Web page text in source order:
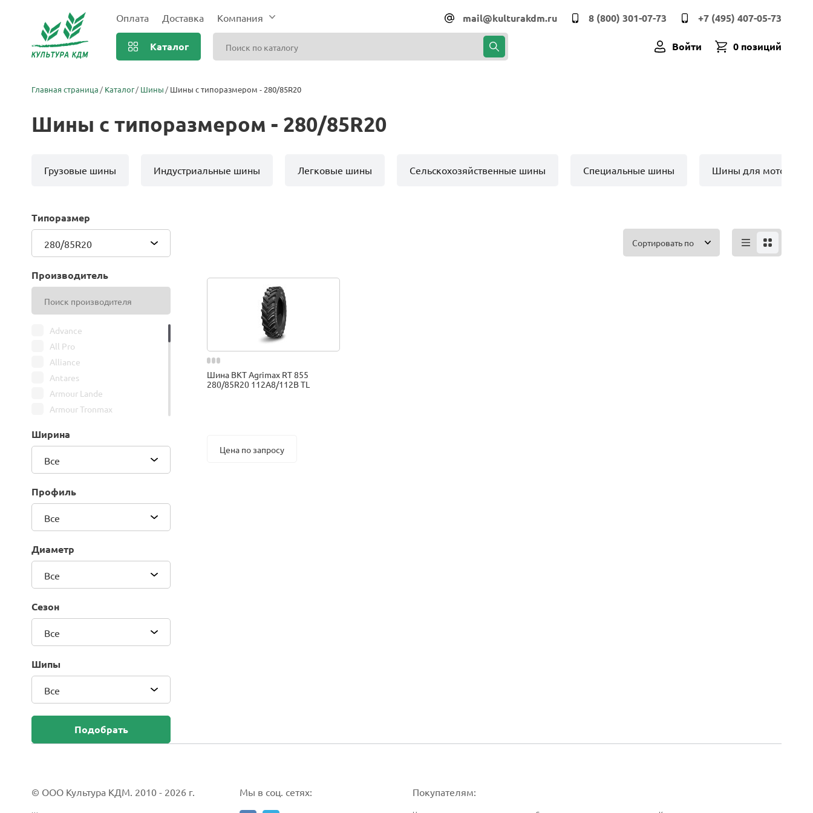
Оплата Доставка Компания +7 (495) 407-05-73
8 (800) 301-07-73
mail@kulturakdm.ru
Каталог 0 позиций
Войти
Главная страница Каталог Шины Шины с типоразмером - 280/85R20
Шины с типоразмером - 280/85R20
Грузовые шины Индустриальные шины Легковые шины Сельскохозяйственные шины Специальные шины Шины для мото
Типоразмер
280/85R20
Производитель
Advance
All Pro
Alliance
Antares
Armour Lande
Armour Tronmax
ATIRE
Bars
Belshina
BFGoodrich
BK Trailer
BKT
Camso (Solideal)
CEAT
Composit
Continental
Cordiant
CrossWind
Ширина
Все
Профиль
Все
Диаметр
Все
Сезон
Все
Шипы
Все
Подобрать
Сортировать по
Шина BKT Agrimax RT 855
280/85R20 112A8/112B TL
Цена по запросу
© ООО Культура КДМ. 2010 - 2026 г. Мы в соц. сетях: Покупателям: